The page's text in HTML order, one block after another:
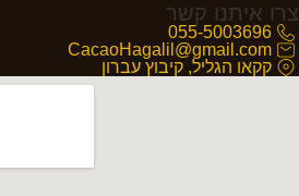
צרו איתנו קשר
055-5003696
CacaoHagalil@gmail.com
קקאו הגליל, קיבוץ עברון